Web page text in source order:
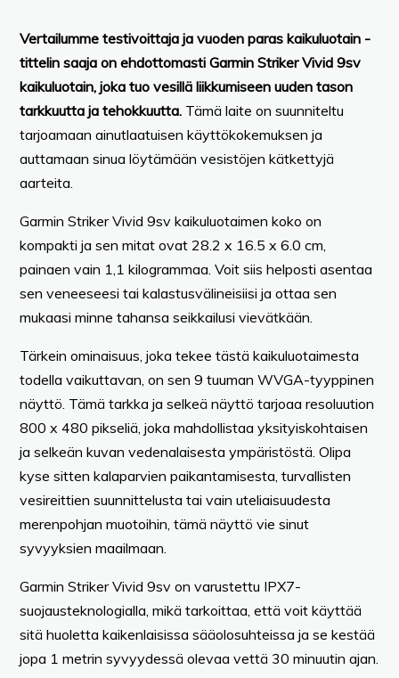
Vertailumme testivoittaja ja vuoden paras kaikuluotain -
tittelin saaja on ehdottomasti Garmin Striker Vivid 9sv
kaikuluotain, joka tuo vesillä liikkumiseen uuden tason
tarkkuutta ja tehokkuutta. Tämä laite on suunniteltu
tarjoamaan ainutlaatuisen käyttökokemuksen ja
auttamaan sinua löytämään vesistöjen kätkettyjä
aarteita.
Garmin Striker Vivid 9sv kaikuluotaimen koko on
kompakti ja sen mitat ovat 28.2 x 16.5 x 6.0 cm,
painaen vain 1,1 kilogrammaa. Voit siis helposti asentaa
sen veneeseesi tai kalastusvälineisiisi ja ottaa sen
mukaasi minne tahansa seikkailusi vievätkään.
Tärkein ominaisuus, joka tekee tästä kaikuluotaimesta
todella vaikuttavan, on sen 9 tuuman WVGA-tyyppinen
näyttö. Tämä tarkka ja selkeä näyttö tarjoaa resoluution
800 x 480 pikseliä, joka mahdollistaa yksityiskohtaisen
ja selkeän kuvan vedenalaisesta ympäristöstä. Olipa
kyse sitten kalaparvien paikantamisesta, turvallisten
vesireittien suunnittelusta tai vain uteliaisuudesta
merenpohjan muotoihin, tämä näyttö vie sinut
syvyyksien maailmaan.
Garmin Striker Vivid 9sv on varustettu IPX7-
suojausteknologialla, mikä tarkoittaa, että voit käyttää
sitä huoletta kaikenlaisissa sääolosuhteissa ja se kestää
jopa 1 metrin syvyydessä olevaa vettä 30 minuutin ajan.